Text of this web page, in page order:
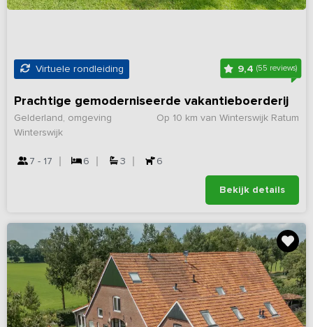
Virtuele rondleiding 9,4 (55 reviews)
Prachtige gemoderniseerde vakantieboerderij
Op 10 km van Winterswijk Ratum
Gelderland, omgeving
Winterswijk
7 - 17 6 3 6
Bekijk details